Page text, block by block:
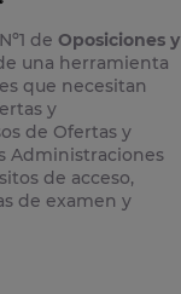
de Oposiciones y
una herramienta
que necesitan
y
de Ofertas y
Administraciones
de acceso,
de examen y